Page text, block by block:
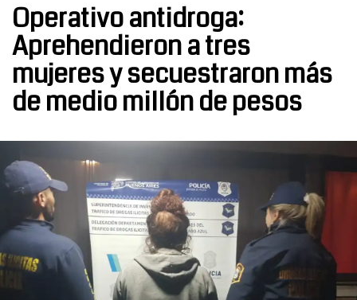
Operativo antidroga:
Aprehendieron a tres
mujeres y secuestraron más
de medio millón de pesos